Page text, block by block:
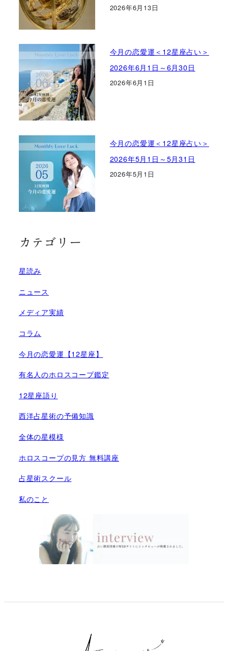
2026年6月13日
今月の恋愛運＜12星座占い＞
2026年6月1日～6月30日
2026年6月1日
今月の恋愛運＜12星座占い＞
2026年5月1日～5月31日
2026年5月1日
カテゴリー
星読み
ニュース
メディア実績
コラム
今月の恋愛運【12星座】
有名人のホロスコープ鑑定
12星座語り
西洋占星術の予備知識
全体の星模様
ホロスコープの見方 無料講座
占星術スクール
私のこと